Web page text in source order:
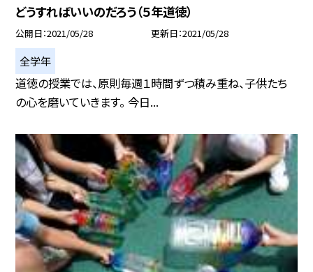
どうすればいいのだろう（５年道徳）
公開日 2021/05/28 更新日 2021/05/28
全学年
道徳の授業では、原則毎週１時間ずつ積み重ね、子供たち
の心を磨いていきます。 今日...